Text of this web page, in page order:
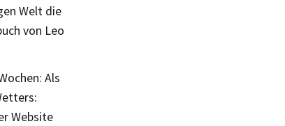
Welt die
von Leo
Als
Website